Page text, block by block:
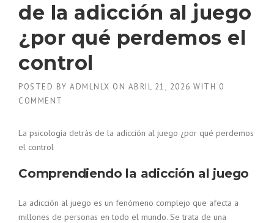
de la adicción al juego
¿por qué perdemos el
control
POSTED BY ADMLNLX ON ABRIL 21, 2026 WITH 0
COMMENT
La psicología detrás de la adicción al juego ¿por qué perdemos
el control
Comprendiendo la adicción al juego
La adicción al juego es un fenómeno complejo que afecta a
millones de personas en todo el mundo. Se trata de una